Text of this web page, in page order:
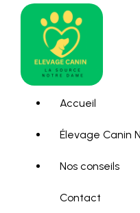
Accueil
Élevage Canin
Nos conseils
Contact
Panneau de gestion des